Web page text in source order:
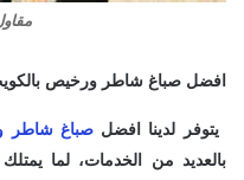
افضل صباغ شاطر ورخيص
يتوفر لدينا افضلصباغ شاطر
بالعديد من الخدمات، لما